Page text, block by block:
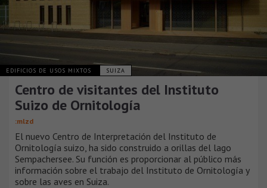
EDIFICIOS DE USOS MIXTOS SUIZA
Centro de visitantes del Instituto
Suizo de Ornitología
:mlzd
El nuevo Centro de Interpretación del Instituto de
Ornitología suizo, ha sido construido a orillas del lago
Sempachersee. Su función es proporcionar al público más
información sobre el trabajo del Instituto de Ornitología y
sobre las aves en Suiza.